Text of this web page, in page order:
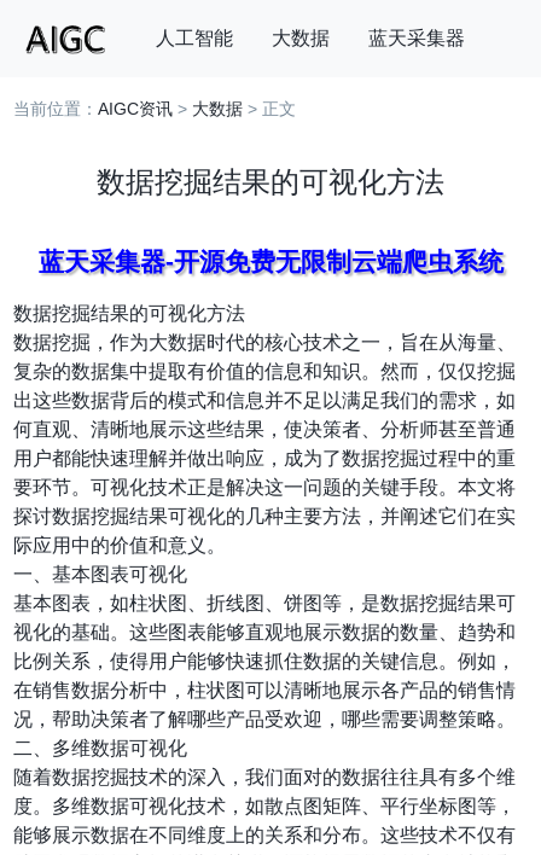
人工智能 大数据 蓝天采集器
搜索
当前位置：AIGC资讯 > 大数据 > 正文
数据挖掘结果的可视化方法
蓝天采集器-开源免费无限制云端爬虫系统
数据挖掘结果的可视化方法
数据挖掘，作为大数据时代的核心技术之一，旨在从海量、
复杂的数据集中提取有价值的信息和知识。然而，仅仅挖掘
出这些数据背后的模式和信息并不足以满足我们的需求，如
何直观、清晰地展示这些结果，使决策者、分析师甚至普通
用户都能快速理解并做出响应，成为了数据挖掘过程中的重
要环节。可视化技术正是解决这一问题的关键手段。本文将
探讨数据挖掘结果可视化的几种主要方法，并阐述它们在实
际应用中的价值和意义。
一、基本图表可视化
基本图表，如柱状图、折线图、饼图等，是数据挖掘结果可
视化的基础。这些图表能够直观地展示数据的数量、趋势和
比例关系，使得用户能够快速抓住数据的关键信息。例如，
在销售数据分析中，柱状图可以清晰地展示各产品的销售情
况，帮助决策者了解哪些产品受欢迎，哪些需要调整策略。
二、多维数据可视化
随着数据挖掘技术的深入，我们面对的数据往往具有多个维
度。多维数据可视化技术，如散点图矩阵、平行坐标图等，
能够展示数据在不同维度上的关系和分布。这些技术不仅有